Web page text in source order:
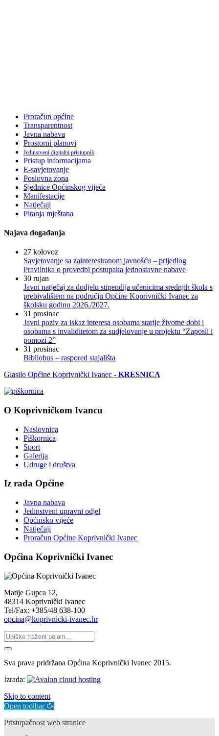
Proračun općine
Transparentnost
Javna nabava
Prostorni planovi
Jedinstveni digitalni pristupnik
Pristup informacijama
E-savjetovanje
Poslovna zona
Sjednice Općinskog vijeća
Manifestacije
Natječaji
Pitanja mještana
Najava događanja
27 kolovoz
Savjetovanje sa zainteresiranom javnošću – prijedlog
Pravilnika o provedbi postupaka jednostavne nabave
30 rujan
Javni natječaj za dodjelu stipendija učenicima srednjih škola s
prebivalištem na području Općine Koprivnički Ivanec za
školsku godinu 2026./2027.
31 prosinac
Javni poziv za iskaz interesa osobama starije životne dobi i
osobama s invaliditetom za sudjelovanje u projektu “Zaposli i
pomozi 2”
31 prosinac
Bibliobus – raspored stajališta
Glasilo Općine Koprivnički Ivanec - KRESNICA
O Koprivničkom Ivancu
Naslovnica
Piškornica
Sport
Galerija
Udruge i društva
Iz rada Općine
Javna nabava
Jedinstveni upravni odjel
Općinsko vijeće
Natječaji
Proračun Općine Koprivnički Ivanec
Općina Koprivnički Ivanec
Matije Gupca 12,
48314 Koprivnički Ivanec
Tel/Fax: +385/48 638-100
opcina@koprivnicki-ivanec.hr
Sva prava pridržana Općina Koprivnički Ivanec 2015.
Izrada:
Skip to content
Open toolbar
Pristupačnost web stranice